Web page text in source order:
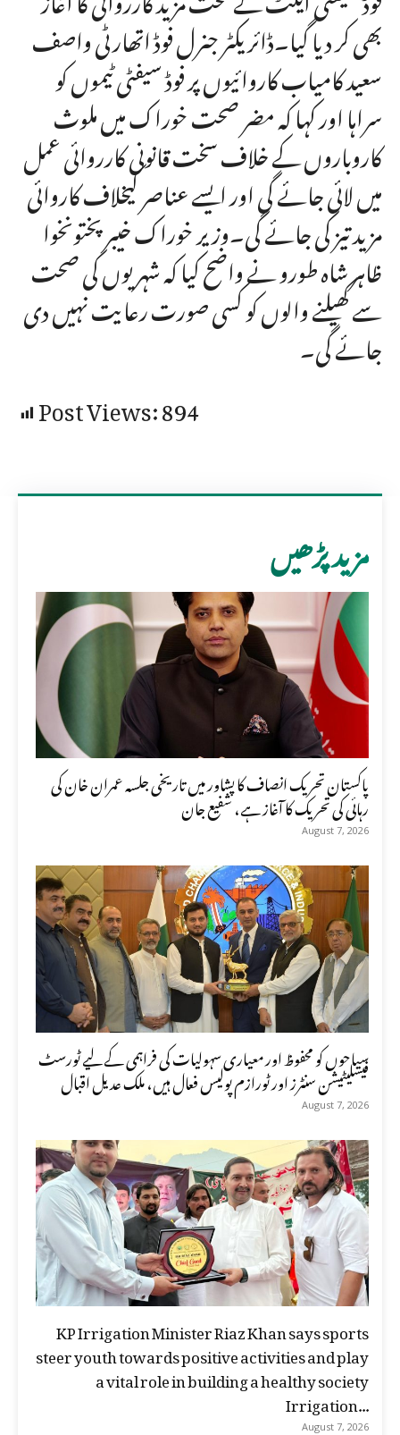
بھی کر دیا گیا۔ڈائریکٹر جنرل فوڈ اتھارٹی واصف
سعید کامیاب کاروائیوں پر فوڈ سیفٹی ٹیموں کو
سراہا اور کہا کہ مضر صحت خوراک میں ملوث
کاروباروں کے خلاف سخت قانونی کارروائی عمل
میں لائی جائے گی اور ایسے عناصر کیخلاف کاروائی
مزید تیز کی جائے گی۔وزیر خوراک خیبرپختونخوا
ظاہر شاہ طورو نے واضح کیا کہ شہریوں کی صحت
سے کھیلنے والوں کو کسی صورت رعایت نہیں دی
جائے گی۔
Post Views:894
مزید پڑھیں
پاکستان تحریک انصاف کا پشاور میں تاریخی جلسہ عمران خان کی
رہائی کی تحریک کا آغاز ہے، شفیع جان
August 7, 2026
سیاحوں کو محفوظ اور معیاری سہولیات کی فراہمی کے لیے ٹورسٹ
فیسلیٹیشن سنٹرز اور ٹورازم پولیس فعال ہیں، ملک عدیل اقبال
August 7, 2026
KP Irrigation Minister Riaz Khan says sports
steer youth towards positive activities and play
a vital role in building a healthy society
Irrigation...
August 7, 2026